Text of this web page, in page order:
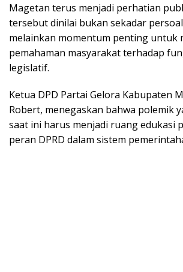
Magetan terus menjadi perhatian
tersebut dinilai bukan sekadar
melainkan momentum penting untuk
pemahaman masyarakat terhadap
legislatif.
Ketua DPD Partai Gelora Kabupaten
Robert, menegaskan bahwa polemik
saat ini harus menjadi ruang edukasi
peran DPRD dalam sistem